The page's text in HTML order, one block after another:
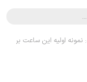
اولیه این ساعت بر